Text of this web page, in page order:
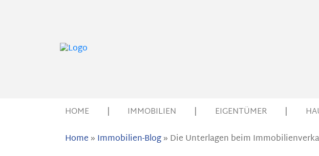
HOME | IMMOBILIEN | EIGENTÜMER |
Home » Immobilien-Blog» Die Unterlagen beim